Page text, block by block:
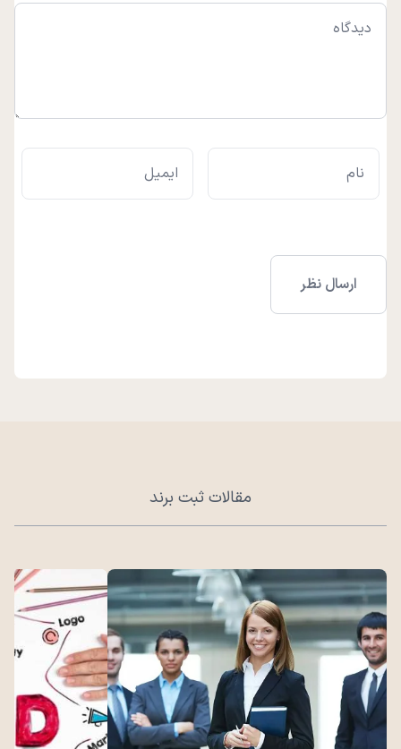
مقالات ثبت برند